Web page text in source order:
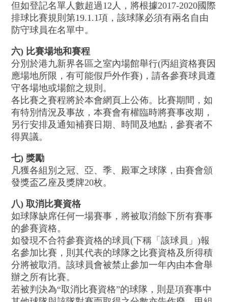
但如登記名單人數超過12人，將根據2017-2020國際
排球比賽規則第19.1.1項，該球隊必須有兩名自由
防守球員在名單中。
六) 比賽場地和賽程
分別於港九新界各區之室內場館舉行(丙組資格賽因
應場地所限，有可能假戶外作賽)，請各參賽球員遵
守各場地或場館之規則。
各比賽之賽程將於本會網頁上公佈。比賽期間，如
有特別情況及事故，本賽會有權臨時將賽事改期，
另行安排及通知補賽日期、時間及地點，參賽者不
得異議。
七) 獎勵
凡獲各組別之冠、亞、季、殿軍之球隊，由賽會頒
發獎盃乙座及獎牌20枚。
八) 取消比賽資格
如球隊缺席任何一場賽事，將被取消餘下所有賽事
的參賽資格。
如發現不合符參賽資格的球員(下稱「該球員」)報
名參加比賽，則其代表的球隊之比賽資格及所得積
分將被取消。該球員會被禁止參加一年內由本會舉
辦之所有比賽。
若被判決為“取消比賽資格”的球隊，則是項賽事中